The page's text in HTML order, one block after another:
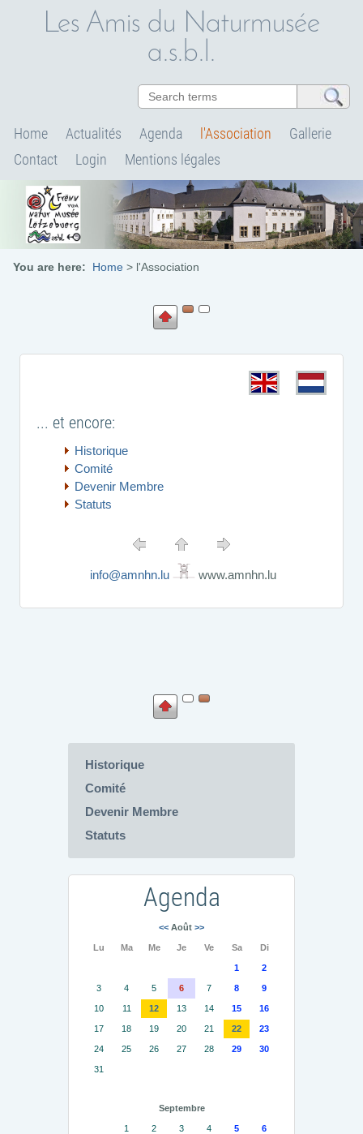
Les Amis du Naturmusée
a.s.b.l.
Home Actualités Agenda l'Association
Gallerie
Contact
Login Mentions légales
You are here: Home > l'Association
... et encore:
Historique
Comité
Devenir Membre
Statuts
info@amnhn.lu www.amnhn.lu
Historique
Comité
Devenir Membre
Statuts
Agenda
<< Août >>
Lu Ma Me Je Ve Sa Di
1 2
3 4 5 6 7 8 9
10 11 12 13 14 15 16
17 18 19 20 21 22 23
24 25 26 27 28 29 30
31
Septembre
1 2 3 4 5 6